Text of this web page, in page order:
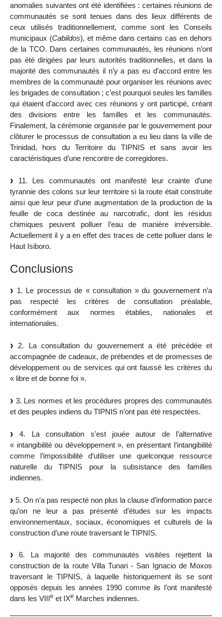
anomalies suivantes ont été identifiées : certaines réunions de
communautés se sont tenues dans des lieux différents de
ceux utilisés traditionnellement, comme sont les Conseils
municipaux (Cabildos), et même dans certains cas en dehors
de la TCO. Dans certaines communautés, les réunions n’ont
pas été dirigées par leurs autorités traditionnelles, et dans la
majorité des communautés il n’y a pas eu d’accord entre les
membres de la communauté pour organiser les réunions avec
les brigades de consultation ; c’est pourquoi seules les familles
qui étaient d’accord avec ces réunions y ont participé, créant
des divisions entre les familles et les communautés.
Finalement, la cérémonie organisée par le gouvernement pour
clôturer le processus de consultation a eu lieu dans la ville de
Trinidad, hors du Territoire du TIPNIS et sans avoir les
caractéristiques d’une rencontre de corregidores.
11. Les communautés ont manifesté leur crainte d’une
tyrannie des colons sur leur territoire si la route était construite
ainsi que leur peur d’une augmentation de la production de la
feuille de coca destinée au narcotrafic, dont les résidus
chimiques peuvent polluer l’eau de manière irréversible.
Actuellement il y a en effet des traces de cette polluer dans le
Haut Isiboro.
Conclusions
1. Le processus de « consultation » du gouvernement n’a
pas respecté les critères de consultation préalable,
conformément aux normes établies, nationales et
internationales.
2. La consultation du gouvernement a été précédée et
accompagnée de cadeaux, de prébendes et de promesses de
développement ou de services qui ont faussé les critères du
« libre et de bonne foi ».
3. Les normes et les procédures propres des communautés
et des peuples indiens du TIPNIS n’ont pas été respectées.
4. La consultation s’est jouée autour de l’alternative
« intangibilité ou développement », en présentant l’intangibilité
comme l’impossibilité d’utiliser une quelconque ressource
naturelle du TIPNIS pour la subsistance des familles
indiennes.
5. On n’a pas respecté non plus la clause d’information parce
qu’on ne leur a pas présenté d’études sur les impacts
environnementaux, sociaux, économiques et culturels de la
construction d’une route traversant le TIPNIS.
6. La majorité des communautés visitées rejettent la
construction de la route Villa Tunari - San Ignacio de Moxos
traversant le TIPNIS, à laquelle historiquement ils se sont
opposés depuis les années 1990 comme ils l’ont manifesté
dans les VIIIe et IXe Marches indiennes.